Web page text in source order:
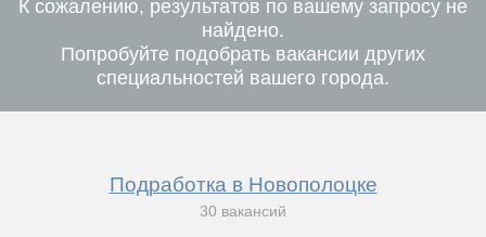
К сожалению, результатов по вашему запросу не
найдено.
Попробуйте подобрать вакансии других
специальностей вашего города.
Подработка в Новополоцке
30 вакансий